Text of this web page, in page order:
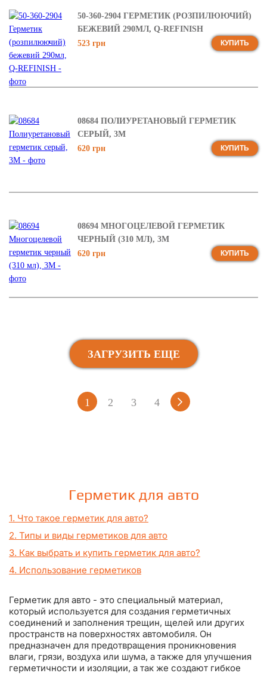
50-360-2904 ГЕРМЕТИК (РОЗПИЛЮЮЧИЙ)
БЕЖЕВИЙ 290МЛ, Q-REFINISH
523 грн
КУПИТЬ
08684 ПОЛИУРЕТАНОВЫЙ ГЕРМЕТИК
СЕРЫЙ, 3М
620 грн
КУПИТЬ
08694 МНОГОЦЕЛЕВОЙ ГЕРМЕТИК
ЧЕРНЫЙ (310 МЛ), 3М
620 грн
КУПИТЬ
ЗАГРУЗИТЬ ЕЩЕ
1 2 3 4
Герметик для авто
1. Что такое герметик для авто?
2. Типы и виды герметиков для авто
3. Как выбрать и купить герметик для авто?
4. Использование герметиков
Герметик для авто - это специальный материал,
который используется для создания герметичных
соединений и заполнения трещин, щелей или других
пространств на поверхностях автомобиля. Он
предназначен для предотвращения проникновения
влаги, грязи, воздуха или шума, а также для улучшения
герметичности и изоляции, а так же создают гибкое